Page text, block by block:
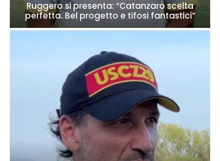
Ruggero si presenta: “Catanzaro scelta
perfetta. Bel progetto e tifosi fantastici”